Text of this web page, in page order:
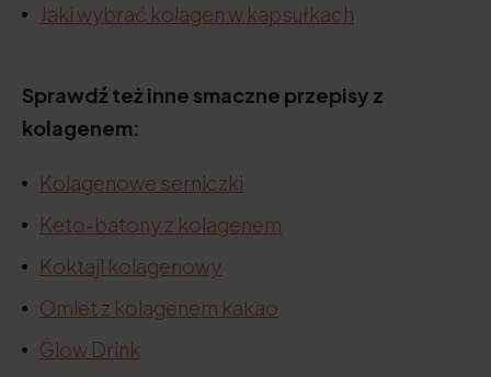
Jaki wybrać kolagen w kapsułkach
Sprawdź też inne smaczne przepisy z
kolagenem:
Kolagenowe serniczki
Keto-batony z kolagenem
Koktajl kolagenowy
Omlet z kolagenem kakao
Glow Drink